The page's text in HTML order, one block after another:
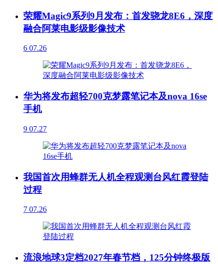
荣耀Magic9系列9月发布：首发骁龙8E6，深度
融合阿莱电影级影像技术
6 07.26
华为将发布超轻700克梦露笔记本及nova 16se
手机
9 07.27
我国首次用蜂群无人机全程观测台风红霞登陆
过程
7 07.26
流浪地球3定档2027年春节档，125分钟终极版